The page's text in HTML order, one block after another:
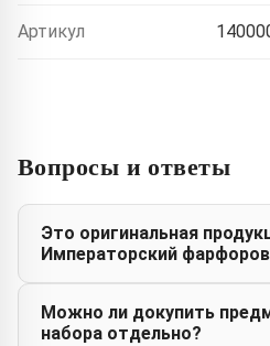
Артикул
Вопросы и ответы
Это оригинальная
Императорский
Можно ли докупить
набора отдельно?